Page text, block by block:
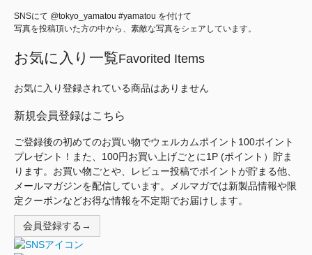
SNSにて @tokyo_yamatou #yamatou を付けて
写真を投稿頂いた方の中から、素敵な写真をシェアしています。
お気に入り一覧Favorited Items
お気に入り登録されている商品はありません
新規会員登録はこちら
ご登録後の初めてのお買い物でウェルカムポイント100ポイント
プレゼント！また、100円お買い上げごとに1P (ポイント）貯ま
ります。お買い物ごとや、レビュー投稿でポイントが貯まる他、
メールマガジンを配信しています。メルマガでは新製品情報や限
定クーポンなどお得な情報を不定期でお届けします。
会員登録する→